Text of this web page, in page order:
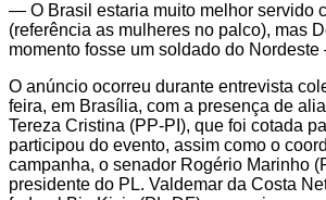
— O Brasil estaria muito melhor servido
(referência as mulheres no palco), mas
momento fosse um soldado do
O anúncio ocorreu durante entrevista
feira, em Brasília, com a presença de
Tereza Cristina (PP-PI), que foi cotada
participou do evento, assim como o
campanha, o senador Rogério Marinho
presidente do PL. Valdemar da Costa